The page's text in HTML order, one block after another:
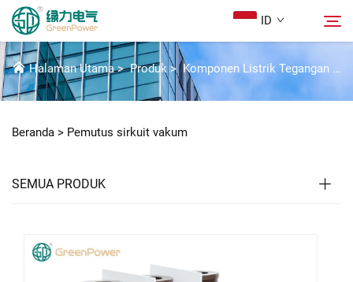
ID
Produk
Tentang Kami
Solusi
PEMUTUS SIRKUIT VAKUM
Halaman Utama>Produk >Komponen Listrik Tegangan Tinggi
Beranda > Pemutus sirkuit vakum
SEMUA PRODUK